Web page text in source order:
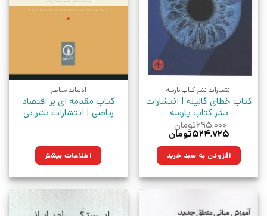
انتشارات نشر کتاب پارسه
کتاب خطای گالیله | انتشارات
نشر کتاب پارسه
۶۹۵,۰۰۰تومان
قیمت
۶۹۵,۰۰۰تومان
بود.
۵۲۴,۷۲۵تومان
۵۲۴,۷۲۵تومان.افزودن به سبد خرید
ادبیات معاصر
کتاب مقدمه‌ ای بر اقتصاد
ریاضی | انتشارات نشر نی
اطلاعات بیشتر